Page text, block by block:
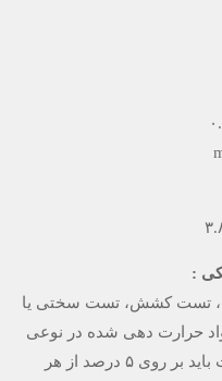
:
تست کشش، تست سختی یا
حرارت دهی شده در نوعی
کوره استفاده می شود، آزمایشات باید بر روی ۵ درصد از هر